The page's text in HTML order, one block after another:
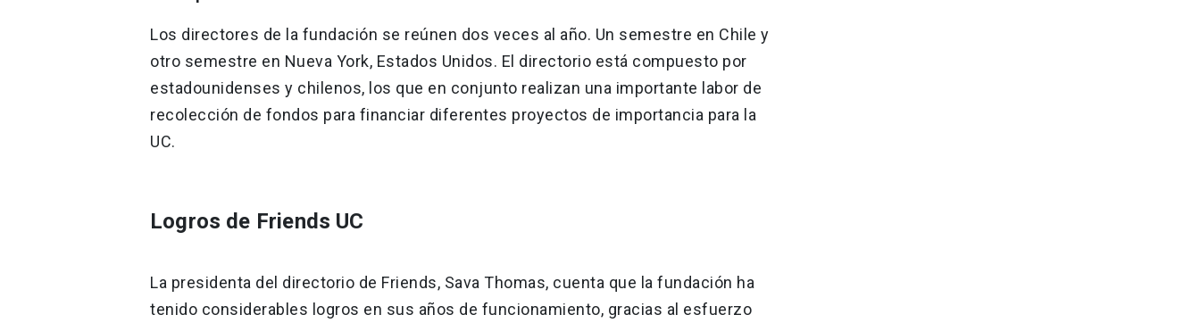
Los directores de la fundación se reúnen dos veces al año. Un semestre en Chile y
otro semestre en Nueva York, Estados Unidos. El directorio está compuesto por
estadounidenses y chilenos, los que en conjunto realizan una importante labor de
recolección de fondos para financiar diferentes proyectos de importancia para la
UC.
Logros de Friends UC
La presidenta del directorio de Friends, Sava Thomas, cuenta que la fundación ha
tenido considerables logros en sus años de funcionamiento, gracias al esfuerzo